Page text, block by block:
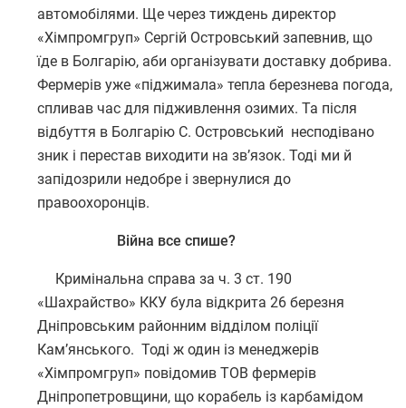
автомобілями. Ще через тиждень директор
«Хімпромгруп» Сергій Островський запевнив, що
їде в Болгарію, аби організувати доставку добрива.
Фермерів уже «піджимала» тепла березнева погода,
спливав час для підживлення озимих. Та після
відбуття в Болгарію С. Островський несподівано
зник і перестав виходити на зв’язок. Тоді ми й
запідозрили недобре і звернулися до
правоохоронців.
Війна все спише?
Кримінальна справа за ч. 3 ст. 190
«Шахрайство» ККУ була відкрита 26 березня
Дніпровським районним відділом поліції
Кам’янського. Тоді ж один із менеджерів
«Хімпромгруп» повідомив ТОВ фермерів
Дніпропетровщини, що корабель із карбамідом